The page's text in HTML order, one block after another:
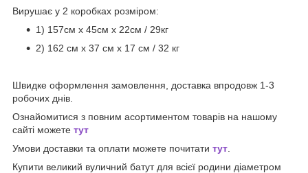
Вирушає у 2 коробках розміром:
1) 157см x 45см x 22см / 29кг
2) 162 см х 37 см х 17 см / 32 кг
Швидке оформлення замовлення, доставка впродовж 1-3
робочих днів.
Ознайомитися з повним асортиментом товарів на нашому
сайті можете тут
Умови доставки та оплати можете почитати тут
Купити великий вуличний батут для всієї родини діаметром